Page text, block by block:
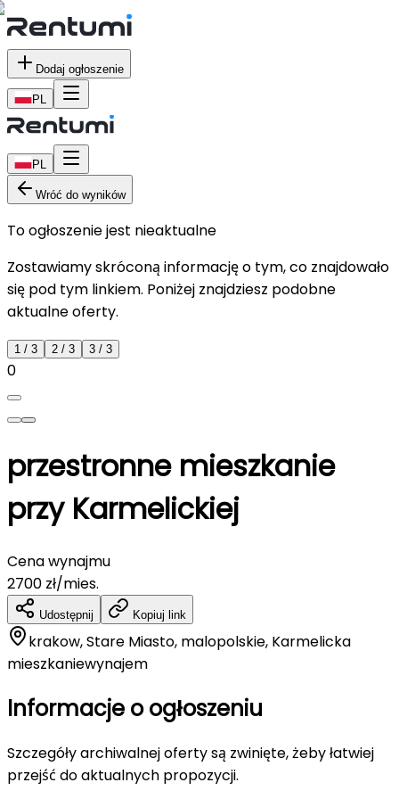
Dodaj ogłoszenie
PL
PL
Wróć do wyników
To ogłoszenie jest nieaktualne
Zostawiamy skróconą informację o tym, co znajdowało
się pod tym linkiem. Poniżej znajdziesz podobne
aktualne oferty.
1 / 3 2 / 3 3 / 3
0
przestronne mieszkanie
przy Karmelickiej
Cena wynajmu
2700 zł/mies.
Udostępnij Kopiuj link
krakow, Stare Miasto, malopolskie, Karmelicka
mieszkaniewynajem
Informacje o ogłoszeniu
Szczegóły archiwalnej oferty są zwinięte, żeby łatwiej
przejść do aktualnych propozycji.